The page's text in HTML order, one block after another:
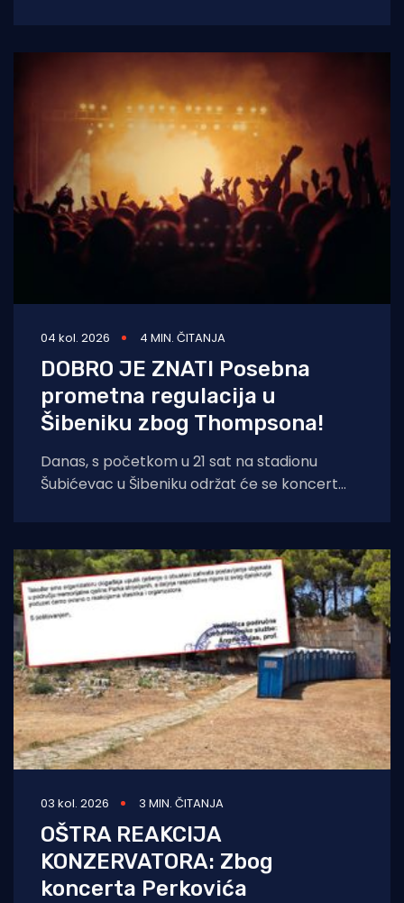
04 kol. 2026 4 MIN. ČITANJA
DOBRO JE ZNATI Posebna
prometna regulacija u
Šibeniku zbog Thompsona!
Danas, s početkom u 21 sat na stadionu
Šubićevac u Šibeniku održat će se koncert
03 kol. 2026 3 MIN. ČITANJA
OŠTRA REAKCIJA
KONZERVATORA: Zbog
koncerta Perkovića